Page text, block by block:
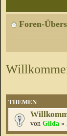
Foren-
THEMEN
von Gilda »